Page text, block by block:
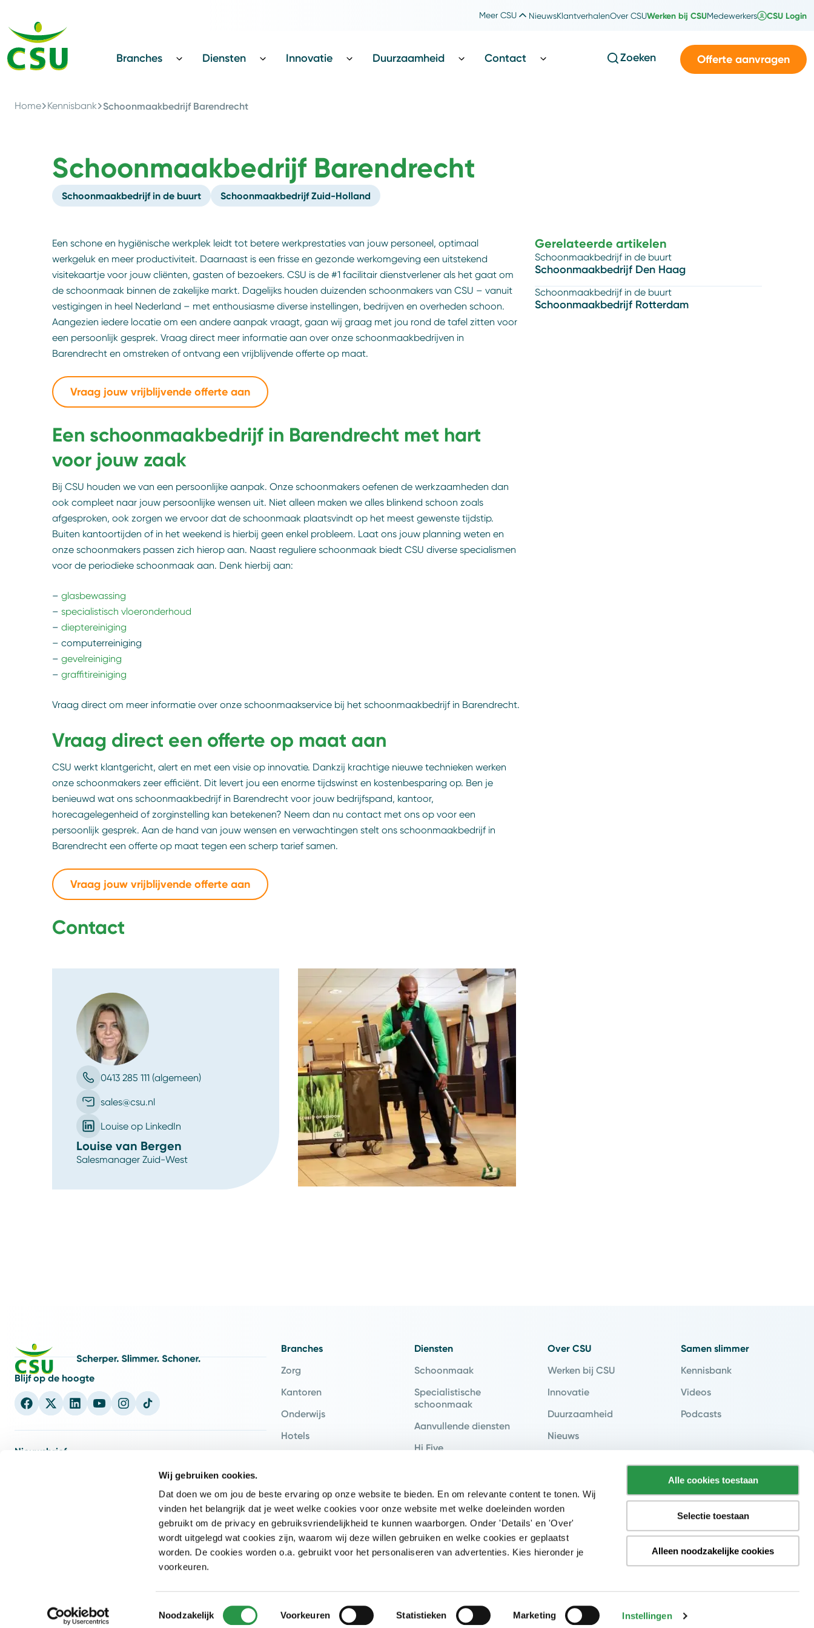
Wij gebruiken cookies.
Dat doen we om jou de beste ervaring op onze website te bieden. En om relevante content te tonen. Wij
vinden het belangrijk dat je weet welke cookies voor onze website met welke doeleinden worden
gebruikt om de privacy en gebruiksvriendelijkheid te kunnen waarborgen. Onder 'Details' en 'Over'
wordt uitgelegd wat cookies zijn, waarom wij deze willen gebruiken en welke cookies er geplaatst
worden. De cookies worden o.a. gebruikt voor het personaliseren van advertenties. Kies hieronder je
voorkeuren.
Toestemmingsselectie
Noodzakelijk Voorkeuren Statistieken Marketing Instellingen
Alle cookies toestaan
Selectie toestaan
Alleen noodzakelijke cookies
Meer CSU NieuwsKlantverhalenOver CSUWerken bij CSUMedewerkers CSU Login
Branches Diensten Innovatie Duurzaamheid Contact Zoeken Offerte aanvragen
Home Kennisbank Schoonmaakbedrijf Barendrecht
Schoonmaakbedrijf Barendrecht
Schoonmaakbedrijf in de buurt Schoonmaakbedrijf Zuid-Holland
Een schone en hygiënische werkplek leidt tot betere werkprestaties van jouw personeel, optimaal
werkgeluk en meer productiviteit. Daarnaast is een frisse en gezonde werkomgeving een uitstekend
visitekaartje voor jouw cliënten, gasten of bezoekers. CSU is de #1 facilitair dienstverlener als het gaat om
de schoonmaak binnen de zakelijke markt. Dagelijks houden duizenden schoonmakers van CSU – vanuit
vestigingen in heel Nederland – met enthousiasme diverse instellingen, bedrijven en overheden schoon.
Aangezien iedere locatie om een andere aanpak vraagt, gaan wij graag met jou rond de tafel zitten voor
een persoonlijk gesprek. Vraag direct meer informatie aan over onze schoonmaakbedrijven in
Barendrecht en omstreken of ontvang een vrijblijvende offerte op maat.
Vraag jouw vrijblijvende offerte aan
Een schoonmaakbedrijf in Barendrecht met hart
voor jouw zaak
Bij CSU houden we van een persoonlijke aanpak. Onze schoonmakers oefenen de werkzaamheden dan
ook compleet naar jouw persoonlijke wensen uit. Niet alleen maken we alles blinkend schoon zoals
afgesproken, ook zorgen we ervoor dat de schoonmaak plaatsvindt op het meest gewenste tijdstip.
Buiten kantoortijden of in het weekend is hierbij geen enkel probleem. Laat ons jouw planning weten en
onze schoonmakers passen zich hierop aan. Naast reguliere schoonmaak biedt CSU diverse specialismen
voor de periodieke schoonmaak aan. Denk hierbij aan:
– glasbewassing
– specialistisch vloeronderhoud
– dieptereiniging
– computerreiniging
– gevelreiniging
– graffitireiniging
Vraag direct om meer informatie over onze schoonmaakservice bij het schoonmaakbedrijf in Barendrecht.
Vraag direct een offerte op maat aan
CSU werkt klantgericht, alert en met een visie op innovatie. Dankzij krachtige nieuwe technieken werken
onze schoonmakers zeer efficiënt. Dit levert jou een enorme tijdswinst en kostenbesparing op. Ben je
benieuwd wat ons schoonmaakbedrijf in Barendrecht voor jouw bedrijfspand, kantoor,
horecagelegenheid of zorginstelling kan betekenen? Neem dan nu contact met ons op voor een
persoonlijk gesprek. Aan de hand van jouw wensen en verwachtingen stelt ons schoonmaakbedrijf in
Barendrecht een offerte op maat tegen een scherp tarief samen.
Vraag jouw vrijblijvende offerte aan
Contact
0413 285 111 (algemeen)
sales@csu.nl
Louise op LinkedIn
Louise van Bergen
Salesmanager Zuid-West
Gerelateerde artikelen
Schoonmaakbedrijf in de buurt
Schoonmaakbedrijf Den Haag
Schoonmaakbedrijf in de buurt
Schoonmaakbedrijf Rotterdam
Blijf op de hoogte
Nieuwsbrief
nieuwsbriefen ontvang 5x per jaar
weet wat er speelt
Inschrijven
Branches
Zorg
Kantoren
Onderwijs
Hotels
Retail
Vervoer
Logistiek
Diensten
Schoonmaak
Specialistische
schoonmaak
Aanvullende diensten
Hi Five
Over CSU
Werken bij CSU
Innovatie
Duurzaamheid
Nieuws
Samen slimmer
Kennisbank
Videos
Podcasts
Copyright © CSU 2026. Alle rechten voorbehouden. Cookieverklaring Disclaimer